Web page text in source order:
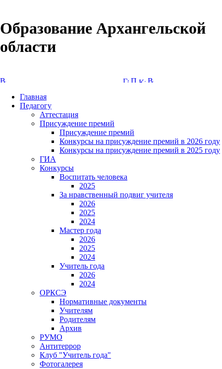
Образование Архангельской
области
Главная
Педагогу
Аттестация
Присуждение премий
Присуждение премий
Конкурсы на присуждение премий в 2026 году
Конкурсы на присуждение премий в 2025 году
ГИА
Конкурсы
Воспитать человека
2025
За нравственный подвиг учителя
2026
2025
2024
Мастер года
2026
2025
2024
Учитель года
2026
2024
ОРКСЭ
Нормативные документы
Учителям
Родителям
Архив
РУМО
Антитеррор
Клуб "Учитель года"
Фотогалерея